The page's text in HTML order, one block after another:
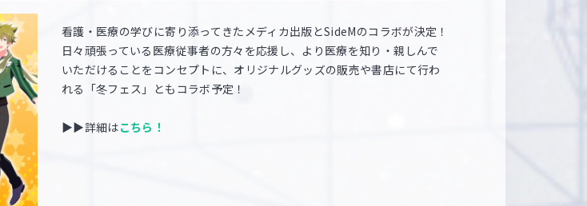
看護・医療の学びに寄り添ってきたメディカ出版とSideMのコラボが決定！
日々頑張っている医療従事者の方々を応援し、より医療を知り・親しんで
いただけることをコンセプトに、オリジナルグッズの販売や書店にて行わ
れる「冬フェス」ともコラボ予定！
▶▶詳細はこちら！